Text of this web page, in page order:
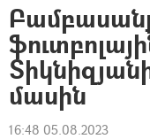
մասին
16:48 05.08.2023